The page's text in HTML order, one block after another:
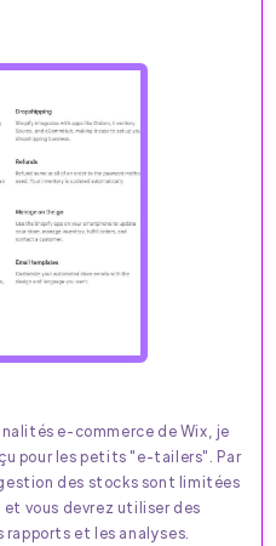
e-commerce de Wix, je
pour les petits "e-tailers". Par
des stocks sont limitées
vous devrez utiliser des
et les analyses.